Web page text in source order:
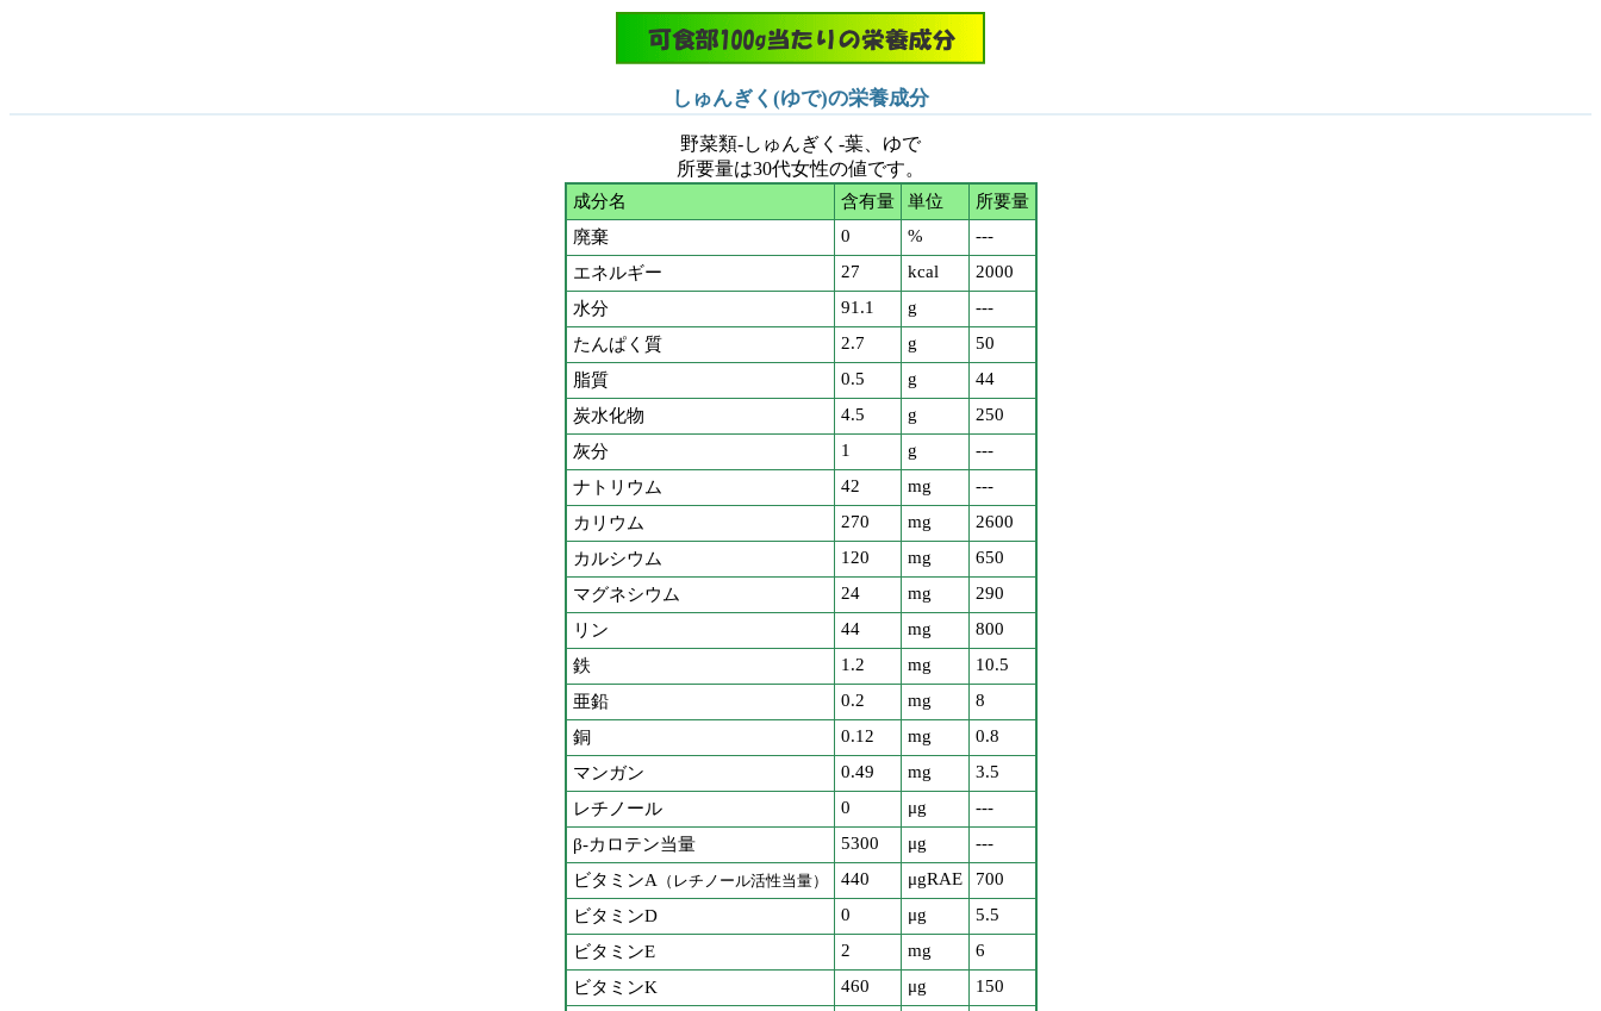
しゅんぎく(ゆで)の栄養成分
野菜類-しゅんぎく-葉、ゆで
所要量は30代女性の値です。
成分名 含有量 単位
所要量
廃棄
0 %
---
エネルギー
27 kcal
2000
水分
91.1 g
---
たんぱく質
2.7 g
50
脂質
0.5 g
44
炭水化物
4.5 g
250
灰分
1 g
---
ナトリウム
42 mg
---
カリウム
270 mg
2600
カルシウム
120 mg
650
マグネシウム
24 mg
290
リン
44 mg
800
鉄
1.2 mg
10.5
亜鉛
0.2 mg
8
銅
0.12 mg
0.8
マンガン
0.49 mg
3.5
レチノール
0 μg
---
β-カロテン当量
5300 μg
---
ビタミンA（レチノール活性当量） 440 μgRAE
700
ビタミンD
0 μg
5.5
ビタミンE
2 mg
6
ビタミンK
460 μg
150